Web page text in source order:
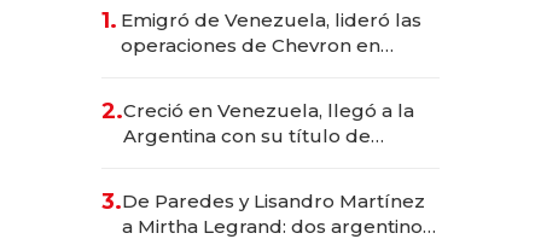
1. Emigró de Venezuela, lideró las
operaciones de Chevron en
2.Creció en Venezuela, llegó a la
Argentina con su título de
las marcas "fast premium"
3.De Paredes y Lisandro Martínez
a Mirtha Legrand: dos argentinos